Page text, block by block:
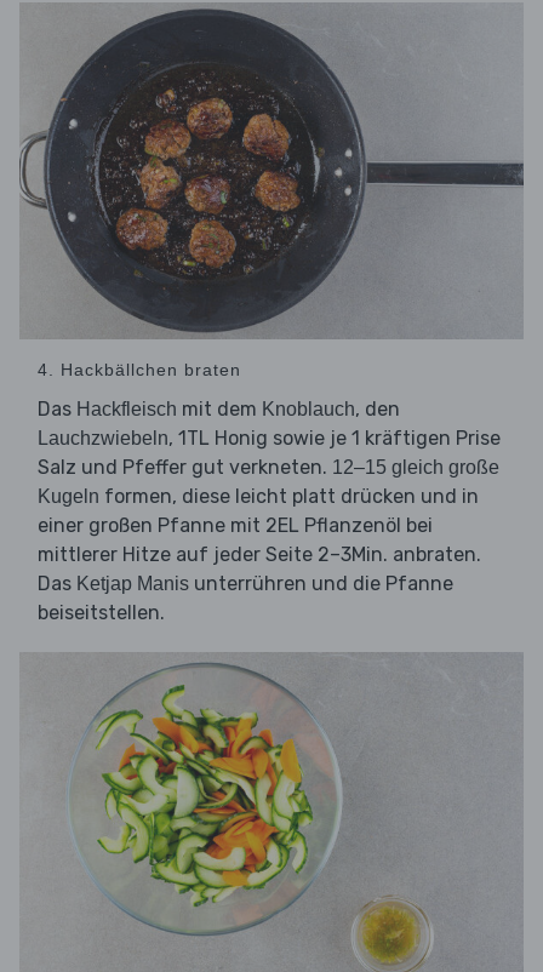
4. Hackbällchen braten
Das Hackfleisch mit dem Knoblauch, den
Lauchzwiebeln, 1TL Honig sowie je 1 kräftigen Prise
Salz und Pfeffer gut verkneten. 12–15 gleich große
Kugeln formen, diese leicht platt drücken und in
einer großen Pfanne mit 2EL Pflanzenöl bei
mittlerer Hitze auf jeder Seite 2–3Min. anbraten.
Das Ketjap Manis unterrühren und die Pfanne
beiseitstellen.